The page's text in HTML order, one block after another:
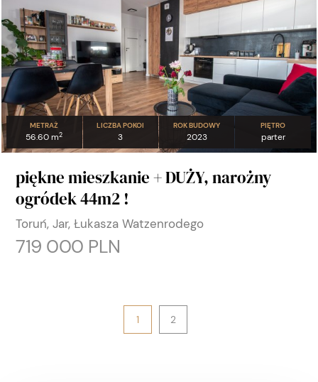
METRAŻ
56.60 m2
LICZBA POKOI
3
ROK BUDOWY
2023
PIĘTRO
parter
piękne mieszkanie + DUŻY, narożny
ogródek 44m2 !
Toruń, Jar, Łukasza Watzenrodego
719 000 PLN
1 2